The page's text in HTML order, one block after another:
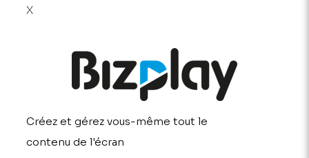
X
Créez et gérez vous-même tout le
contenu de l'écran